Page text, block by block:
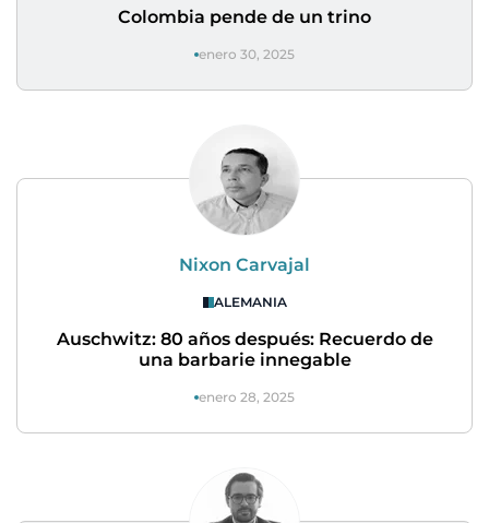
Colombia pende de un trino
enero 30, 2025
Nixon Carvajal
ALEMANIA
Auschwitz: 80 años después: Recuerdo de
una barbarie innegable
enero 28, 2025